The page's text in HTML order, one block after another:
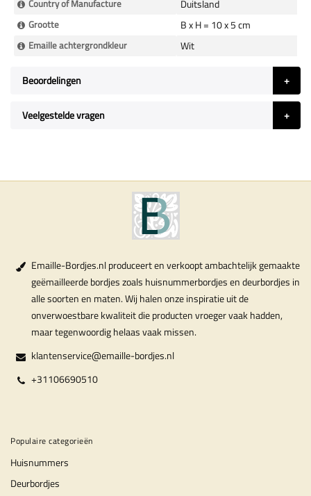
Country of Manufacture Duitsland
Grootte B x H = 10 x 5 cm
Emaille achtergrondkleur Wit
Beoordelingen
Veelgestelde vragen
Emaille-Bordjes.nl produceert en verkoopt ambachtelijk gemaakte
geëmailleerde bordjes zoals huisnummerbordjes en deurbordjes in
alle soorten en maten. Wij halen onze inspiratie uit de
onverwoestbare kwaliteit die producten vroeger vaak hadden,
maar tegenwoordig helaas vaak missen.
klantenservice@emaille-bordjes.nl
+31106690510
Populaire categorieën
Huisnummers
Deurbordjes